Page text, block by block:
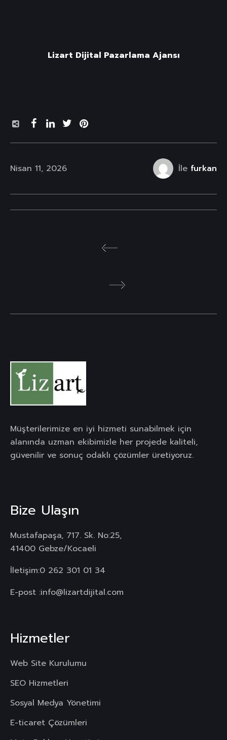
Lizart Dijital Pazarlama Ajansı
Nisan 11, 2026 İle furkan
Müşterilerimize en iyi hizmeti sunabilmek için
alanında uzman ekibimizle her projede kaliteli,
güvenilir ve sonuç odaklı çözümler üretiyoruz.
Bize Ulaşın
Mustafapaşa, 717. Sk. No:25,
41400 Gebze/Kocaeli
İletişim:0 262 301 01 34
E-post :info@lizartdijital.com
Hizmetler
Web Site Kurulumu
SEO Hizmetleri
Sosyal Medya Yönetimi
E-ticaret Çözümleri